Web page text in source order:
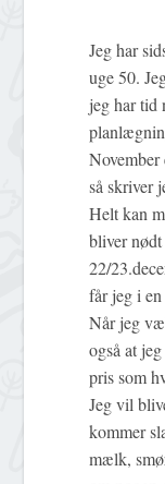
Jeg har
uge 50.
jeg har
så skriver
Helt kan
bliver
22/
får jeg i
Når jeg
også at
pris som
Jeg vil
kommer
mælk,